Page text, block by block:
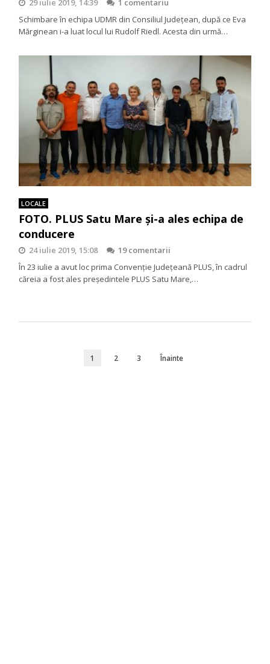
29 iulie 2019, 14:39
1 comentariu
Schimbare în echipa UDMR din Consiliul Județean, după ce Eva
Mărginean i-a luat locul lui Rudolf Riedl. Acesta din urmă…
LOCALE
FOTO. PLUS Satu Mare și-a ales echipa de
conducere
24 iulie 2019, 15:08
19 comentarii
În 23 iulie a avut loc prima Convenție Județeană PLUS, în cadrul
căreia a fost ales președintele PLUS Satu Mare,…
1 2 3 Înainte